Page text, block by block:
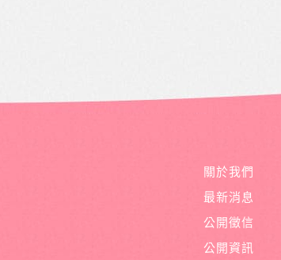
關於我們
最新消息
公開徵信
公開資訊